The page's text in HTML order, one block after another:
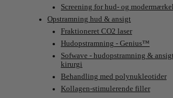
Screening for hud- og
Opstramning hud & ansigt
Fraktioneret CO2 laser
Hudopstramning - Genius™
Sofwave - hudopstramning &
kirurgi
Behandling med polynukleotider
Kollagen-stimulerende filler